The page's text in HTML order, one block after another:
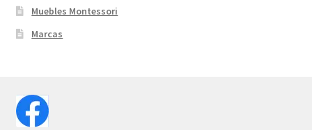
Muebles Montessori
Marcas